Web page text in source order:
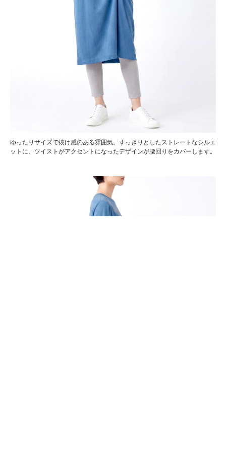
ゆったりサイズで抜け感のある雰囲気。すっきりとしたストレートなシルエ
ットに、ツイストがアクセントになったデザインが腰回りをカバーします。